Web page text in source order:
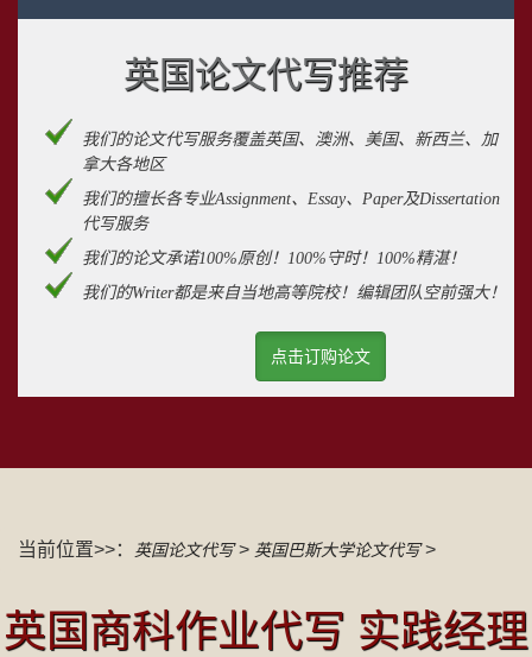
英国论文代写推荐
我们的论文代写服务覆盖英国、澳洲、美国、新西兰、加
拿大各地区
我们的擅长各专业Assignment、Essay、Paper及Dissertation
代写服务
我们的论文承诺100%原创！100%守时！100%精湛！
我们的Writer都是来自当地高等院校！编辑团队空前强大！
点击订购论文
当前位置>>： 英国论文代写> 英国巴斯大学论文代写>
英国商科作业代写 实践经理